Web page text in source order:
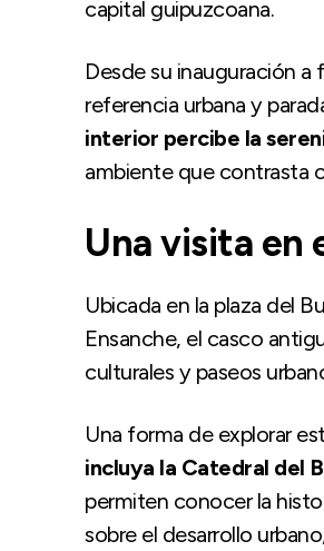
capital guipuzcoana.
Desde su inauguración
referencia urbana y
interior percibe la
ambiente que contrasta
Una visita en
Ubicada en la plaza del
Ensanche, el casco
culturales y paseos
Una forma de explorar
incluya la Catedral del
permiten conocer la
sobre el desarrollo